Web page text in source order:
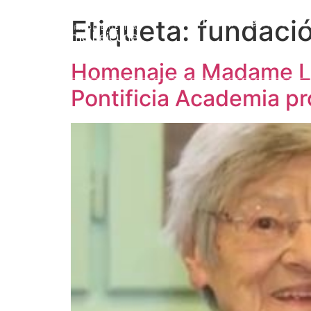
Prof. Jérôme Lejeune
Etiqueta:
Homenaje a Madame
Pontificia Academia